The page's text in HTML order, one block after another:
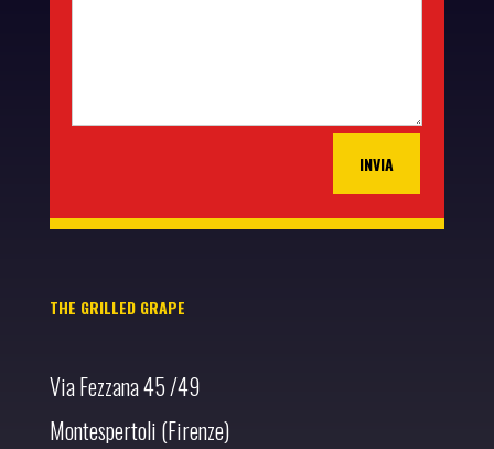
INVIA
THE GRILLED GRAPE
Via Fezzana 45 /49
Montespertoli (Firenze)